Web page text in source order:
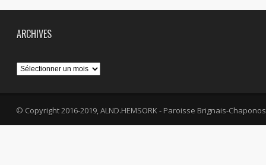
ARCHIVES
Archives
© Copyright 2016-2019, ALND.HEMSORK - Paroisse Brignais-